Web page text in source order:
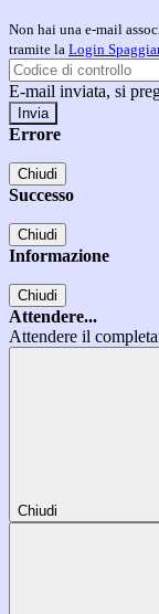
Non hai una e-mail
tramite la Login
E-mail inviata, si
Errore
Chiudi
Successo
Chiudi
Informazione
Chiudi
Attendere...
Attendere il
Chiudi